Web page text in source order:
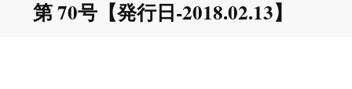
第 70号【発行日-2018.02.13】